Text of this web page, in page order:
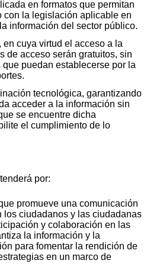
en formatos que permitan
con la legislación aplicable en
información del sector público.
cuya virtud el acceso a la
de acceso serán gratuitos, sin
puedan establecerse por la
tecnológica, garantizando
acceder a la información sin
se encuentre dicha
el cumplimiento de lo
por:
promueve una comunicación
los ciudadanos y las ciudadanas
y colaboración en las
la información y la
para fomentar la rendición de
en un marco de